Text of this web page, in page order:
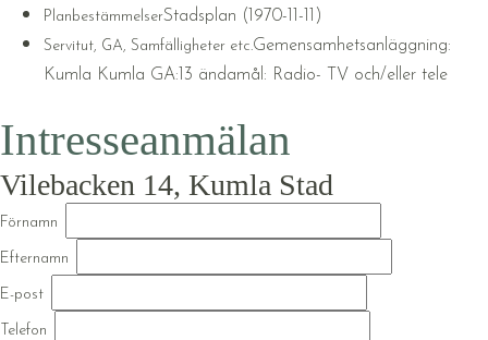
PlanbestämmelserStadsplan (1970-11-11)
Servitut, GA, Samfälligheter etc.Gemensamhetsanläggning:
Kumla Kumla GA:13 ändamål: Radio- TV och/eller tele
Intresseanmälan
Vilebacken 14, Kumla Stad
Förnamn
Efternamn
E-post
Telefon